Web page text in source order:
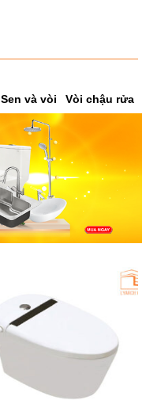
Sen và vòi Vòi chậu rửa